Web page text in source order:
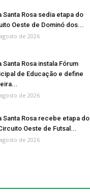
Santa Rosa sedia etapa do
Oeste de Dominó dos...
de 2026
Santa Rosa instala Fórum
de Educação e define
de 2026
Santa Rosa recebe etapa do
Oeste de Futsal...
de 2026